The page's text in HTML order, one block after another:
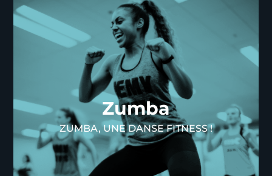
Zumba
ZUMBA, UNE DANSE FITNESS !
Zumba
La Zumba, c'est l'explosion d'énergie qui
métamorphose votre routine fitness en une fête
exaltante ! Accessible à tous, cette activité
combine des mouvements de danse latine avec
une série de pas faciles à suivre, le tout sur des
rythmes entraînants.Dans notre espace forme,
chaque session de Zumba vous fait oublier que
vous êtes en train de faire de l'exercice grâce à
son ambiance festive et dynamique.